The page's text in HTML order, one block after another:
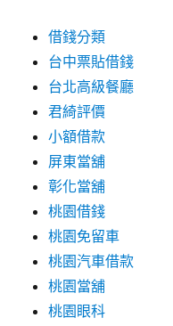
借錢分類
台中票貼借錢
台北高級餐廳
君綺評價
小額借款
屏東當舖
彰化當舖
桃園借錢
桃園免留車
桃園汽車借款
桃園當舖
桃園眼科